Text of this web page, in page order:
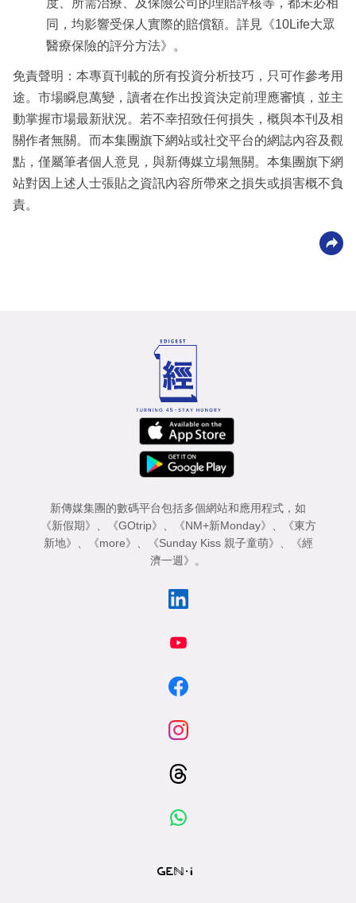
度、所需治療、及保險公司的理賠評核等，都未必相
同，均影響受保人實際的賠償額。詳見《10Life大眾
醫療保險的評分方法》。
免責聲明：本專頁刊載的所有投資分析技巧，只可作參考用
途。市場瞬息萬變，讀者在作出投資決定前理應審慎，並主
動掌握市場最新狀況。若不幸招致任何損失，概與本刊及相
關作者無關。而本集團旗下網站或社交平台的網誌內容及觀
點，僅屬筆者個人意見，與新傳媒立場無關。本集團旗下網
站對因上述人士張貼之資訊內容所帶來之損失或損害概不負
責。
新傳媒集團的數碼平台包括多個網站和應用程式，如
《新假期》
《GOtrip》 《NM+新Monday》
《東方
新地》
《more》 《Sunday Kiss 親子童萌》
《經
濟一週》
。